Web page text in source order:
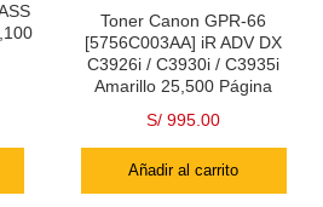
Toner Canon GPR-66
[5756C003AA] iR ADV DX
C3926i / C3930i / C3935i
Amarillo 25,500 Página
S/ 995.00
Añadir al carrito